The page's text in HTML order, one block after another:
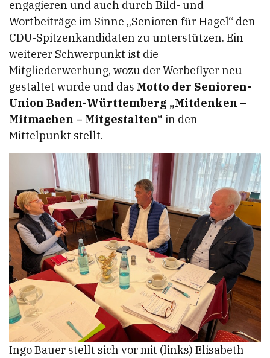
Ingo Bauer stellt sich vor mit (links) Elisabeth
engagieren und auch durch Bild- und
Wortbeiträge im Sinne „Senioren für Hagel“ den
CDU-Spitzenkandidaten zu unterstützen. Ein
weiterer Schwerpunkt ist die
Mitgliederwerbung, wozu der Werbeflyer neu
gestaltet wurde und das Motto der Senioren-
Union Baden-Württemberg „Mitdenken –
Mitmachen – Mitgestalten“ in den
Mittelpunkt stellt.